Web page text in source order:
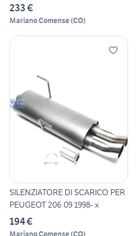
233 €
Mariano Comense(CO)
SILENZIATORE DI SCARICO PER
PEUGEOT 206 09 1998- x
194 €
Mariano Comense(CO)